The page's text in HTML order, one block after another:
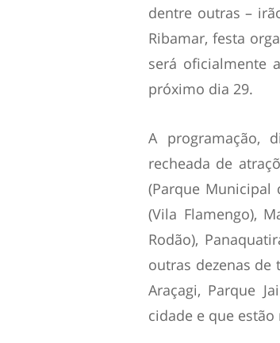
dentre outras –
Ribamar, festa
será oficialmente
próximo dia 29.
A programação,
recheada de
(Parque Municipal
(Vila Flamengo),
Rodão),
outras dezenas de
Araçagi, Parque
cidade e que